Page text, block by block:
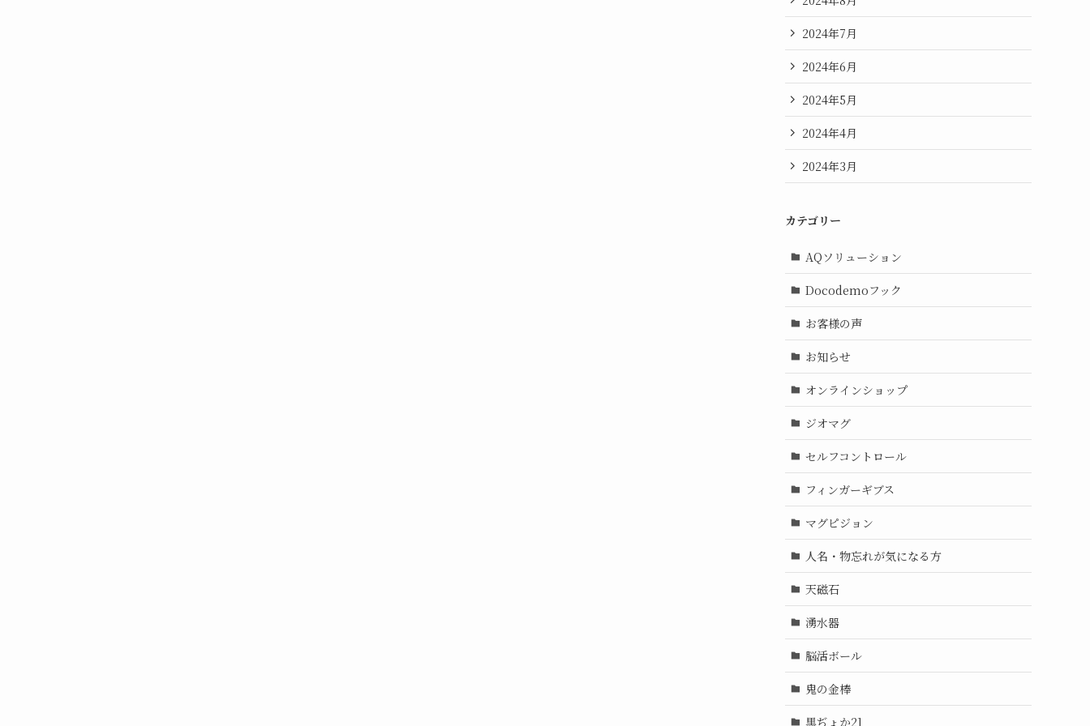
2024年7月
2024年6月
2024年5月
2024年4月
2024年3月
カテゴリー
AQソリューション
Docodemoフック
お客様の声
お知らせ
オンラインショップ
ジオマグ
セルフコントロール
フィンガーギブス
マグピジョン
人名・物忘れが気になる方
天磁石
湧水器
脳活ボール
鬼の金棒
黒ぢょか21